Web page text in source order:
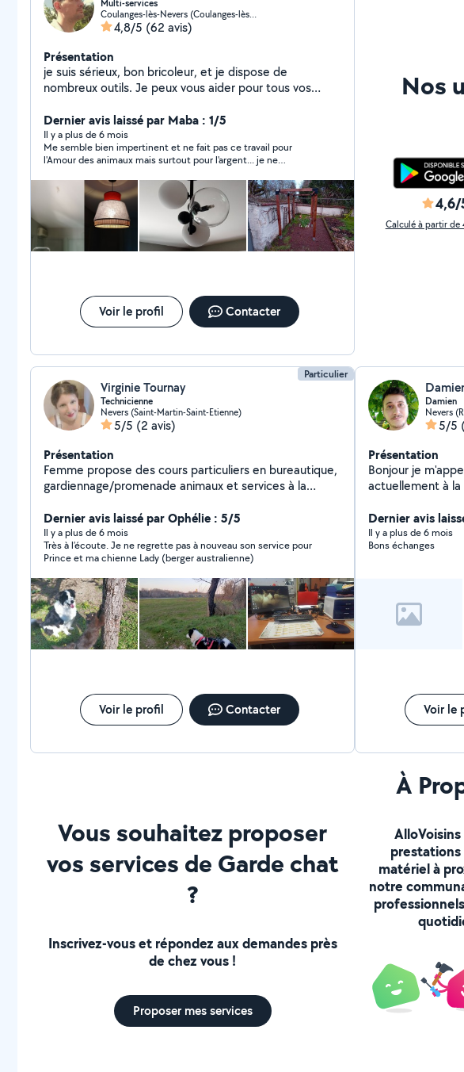
Multi-services
Coulanges-lès-Nevers (Coulanges-lès-Nevers)
4,8/5 (62 avis)
Présentation
je suis sérieux, bon bricoleur, et je dispose de
nombreux outils. Je peux vous aider pour tous vos
haie..),nettoyage (karcher),petit bricolage en tout
genre,montage de meuble, manutention et
déchetterie(remorque) N'hésitez pas à me
contacter.Cesu possible Malheureusement je ne peux
pas toujours répondre sans abonnement laisser votre
numéro.
Dernier avis laissé par Maba : 1/5
Il y a plus de 6 mois
Me semble bien impertinent et ne fait pas ce travail pour
l'Amour des animaux mais surtout pour l'argent... je ne
Voir le profil Contacter
Nos
4,6/
Calculé à partir de
Particulier
Virginie Tournay
Technicienne
Nevers (Saint-Martin-Saint-Etienne)
5/5 (2 avis)
Présentation
Femme propose des cours particuliers en bureautique,
gardiennage/promenade animaux et services à la
Dernier avis laissé par Ophélie : 5/5
Il y a plus de 6 mois
Très à l’écoute. Je ne regrette pas à nouveau son service pour
Prince et ma chienne Lady (berger australienne)
Voir le profil Contacter
Damien
Nevers
5/5
Présentation
Bonjour je
actuellement à
J'aime beaucoup
relationnel. Je
des problèmes
Dernier avis
Il y a plus de 6 mois
Bons échanges
Voir le
Vous souhaitez proposer
vos services de Garde chat
?
Inscrivez-vous et répondez aux demandes près
de chez vous !
Proposer mes services
À
prestations
matériel à
notre